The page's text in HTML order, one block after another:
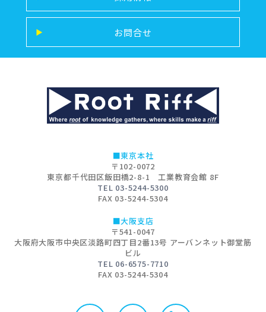
▶ お問合せ
■東京本社
〒102-0072
東京都千代田区飯田橋2-8-1 工業教育会館 8F
TEL 03-5244-5300
FAX 03-5244-5304
■大阪支店
〒541-0047
大阪府大阪市中央区淡路町四丁目2番13号 アーバンネット御堂筋
ビル
TEL 06-6575-7710
FAX 03-5244-5304